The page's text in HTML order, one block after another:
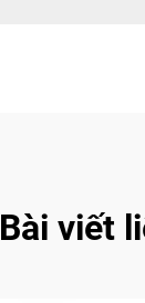
Bài viết